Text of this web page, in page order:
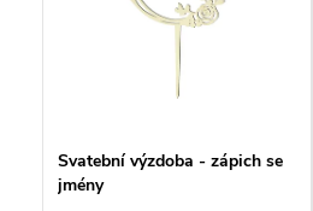
Svatební výzdoba - zápich se
jmény